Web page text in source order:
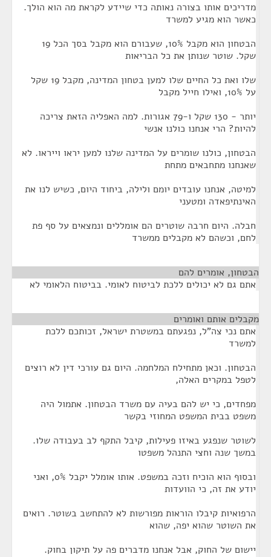
מדריכים אותו בצורה נאותה כדי שיידע לקראת מה הוא הולך.
כאשר הוא מגיע למשרד
הבטחון הוא מקבל 10%, שעבורם הוא מקבל בסך הכל 19
שקל. שוטר שנותן את כל הבריאות
שלו ואת כל החיים שלו למען בטחון המדינה, מקבל 19 שקל
על 10%, ואילו חייל מקבל
יותר - 130 שקל ו-79 אגורות. למה האפליה הזאת צריכה
להיות? הרי אנחנו כולנו אנשי
הבטחון, כולנו שומרים על המדינה שלנו למען יראו וייראו. לא
שאנחנו מתחבאים מתחת
למיטה, אנחנו עובדים יומם ולילה, ביחוד היום, כשיש לנו את
האינתיפאדה ומטעני
חבלה. היום חרבה שוטרים הם אומללים ונמצאים על סף פת
לחם, וכשהם לא מקבלים ממשרד
הבטחון, אומרים להם
אתם גם לא יכולים ללכת לביטוח לאומי. בביטוח הלאומי לא
מקבלים אותם ואומרים
אתם נכי צה"ל, נפגעתם במשטרת ישראל, זכותכם ללכת
למשרד
הבטחון. וכאן מתחילח המלחמה. היום גם עורכי דין לא רוצים
לטפל במקרים האלה,
מפחדים, כי יש להם בעיה עם משרד הבטחון. אתמול היה
משפט בבית המשפט המחוזי בקשר
לשוטר שנפגע באיזו פעילות, קיבל התקף לב בעבודה שלו.
במשך שנה וחצי התנהל משפטו
ובסוף הוא הוכיח וזכה במשפט. אותו אומלל יקבל 0%, ואני
יודע את זה, כי הוועדות
הרפואיות קיבלו הוראות מפורשות לא להתחשב בשוטר. רואים
את השוטר שהוא יפה, שהוא
יישום של החוק, אבל אנחנו מדברים פה על תיקון בחוק.